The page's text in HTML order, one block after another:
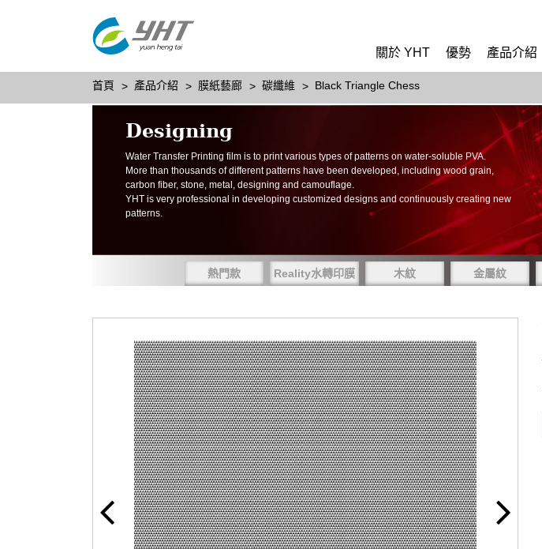
關於 YHT 優勢 產品介紹
首頁 產品介紹 膜紙藝廊 碳纖維 Black Triangle Chess
Designing
Water Transfer Printing film is to print various types of patterns on water-soluble PVA.
More than thousands of different patterns have been developed, including wood grain,
carbon fiber, stone, metal, designing and camouflage.
YHT is very professional in developing customized designs and continuously creating new
patterns.
熱門款 Reality水轉印膜 木紋 金屬紋